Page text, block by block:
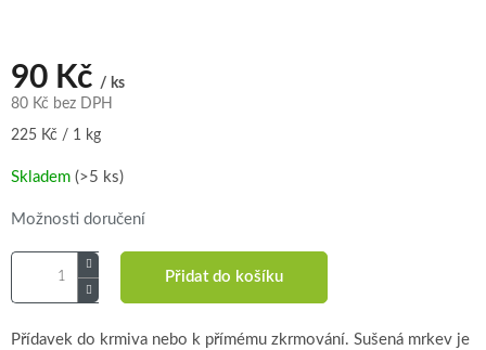
90 Kč / ks
80 Kč bez DPH
Měrná
225 Kč / 1 kg
Skladem (>5 ks)
Možnosti doručení
Přidat do košíku
Přídavek do krmiva nebo k přímému zkrmování. Sušená mrkev je